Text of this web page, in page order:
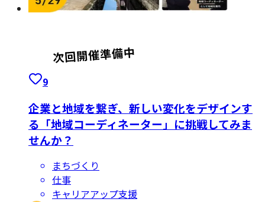
9
企業と地域を繋ぎ、新しい変化をデザインす
る「地域コーディネーター」に挑戦してみま
せんか？
まちづくり
仕事
キャリアアップ支援